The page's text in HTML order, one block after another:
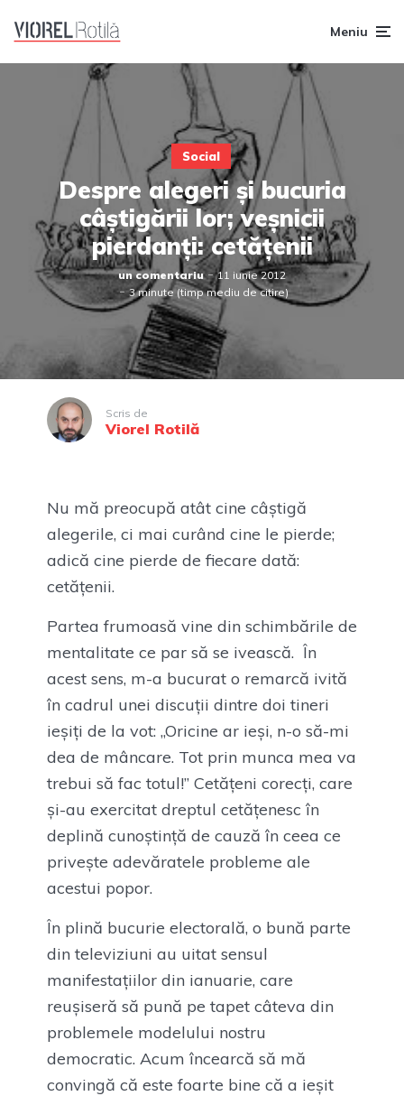
Meniu
Social
Despre alegeri și bucuria
câștigării lor; veșnicii
pierdanți: cetățenii
un comentariu
11 iunie 2012
3 minute (timp mediu de citire)
Scris de
Viorel Rotilă
Nu mă preocupă atât cine câștigă
alegerile, ci mai curând cine le pierde;
adică cine pierde de fiecare dată:
cetățenii.
Partea frumoasă vine din schimbările de
mentalitate ce par să se ivească. În
acest sens, m-a bucurat o remarcă ivită
în cadrul unei discuții dintre doi tineri
ieșiți de la vot: „Oricine ar ieși, n-o să-mi
dea de mâncare. Tot prin munca mea va
trebui să fac totul!” Cetățeni corecți, care
și-au exercitat dreptul cetățenesc în
deplină cunoștință de cauză în ceea ce
privește adevăratele probleme ale
acestui popor.
În plină bucurie electorală, o bună parte
din televiziuni au uitat sensul
manifestațiilor din ianuarie, care
reușiseră să pună pe tapet câteva din
problemele modelului nostru
democratic. Acum încearcă să mă
convingă că este foarte bine că a ieșit